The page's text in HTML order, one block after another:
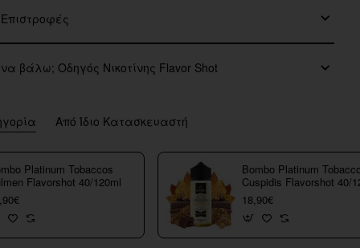
βάλω; Οδηγός Νικοτίνης Flavor Shot
Από Ίδιο Κατασκευαστή
Platinum Tobaccos
Flavorshot 40/120ml
Bombo Platinum
Cuspidis Flavorshot 40/
18,90€